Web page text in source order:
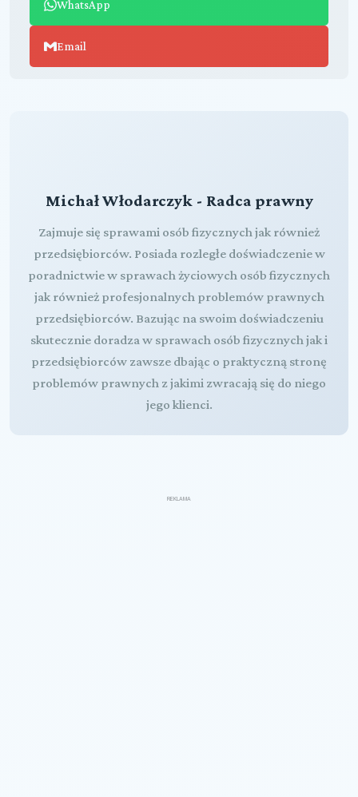
WhatsApp
Email
Michał Włodarczyk - Radca prawny
Zajmuje się sprawami osób fizycznych jak również
przedsiębiorców. Posiada rozległe doświadczenie w
poradnictwie w sprawach życiowych osób fizycznych
jak również profesjonalnych problemów prawnych
przedsiębiorców. Bazując na swoim doświadczeniu
skutecznie doradza w sprawach osób fizycznych jak i
przedsiębiorców zawsze dbając o praktyczną stronę
problemów prawnych z jakimi zwracają się do niego
jego klienci.
REKLAMA